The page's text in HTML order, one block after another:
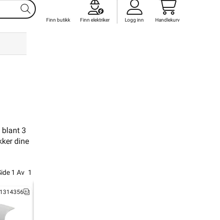
Finn butikk Finn elektriker Logg inn Handlekurv
blant 3
dine
1 Av 1
1314356